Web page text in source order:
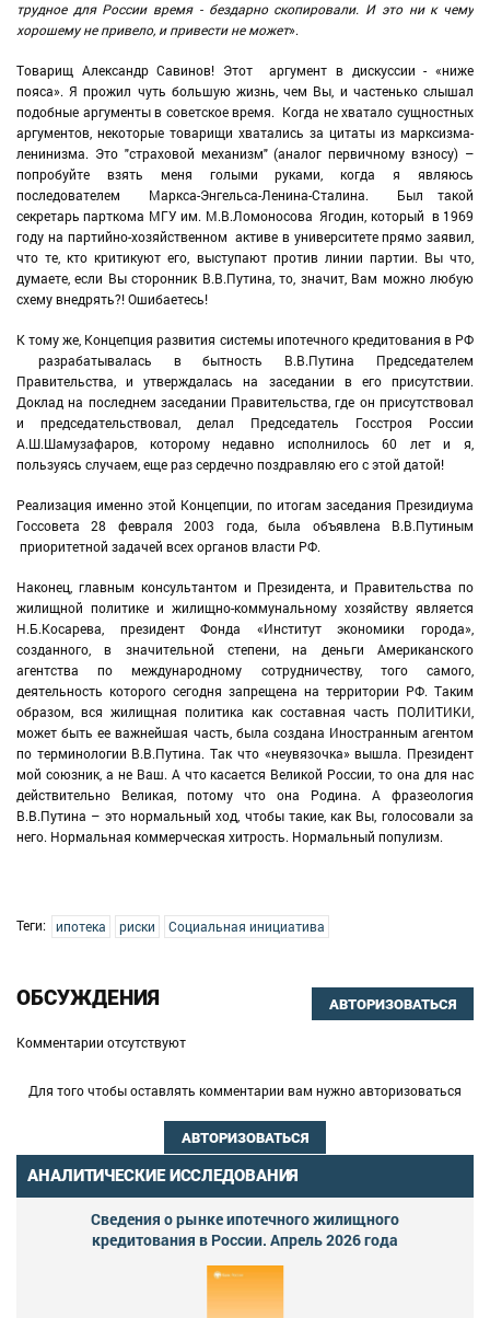
трудное для России время - бездарно скопировали. И это ни к чему
хорошему не привело, и привести не может».
Товарищ Александр Савинов! Этот аргумент в дискуссии - «ниже
пояса». Я прожил чуть большую жизнь, чем Вы, и частенько слышал
подобные аргументы в советское время. Когда не хватало сущностных
аргументов, некоторые товарищи хватались за цитаты из марксизма-
ленинизма. Это "страховой механизм" (аналог первичному взносу) –
попробуйте взять меня голыми руками, когда я являюсь
последователем Маркса-Энгельса-Ленина-Сталина. Был такой
секретарь парткома МГУ им. М.В.Ломоносова Ягодин, который в 1969
году на партийно-хозяйственном активе в университете прямо заявил,
что те, кто критикуют его, выступают против линии партии. Вы что,
думаете, если Вы сторонник В.В.Путина, то, значит, Вам можно любую
схему внедрять?! Ошибаетесь!
К тому же, Концепция развития системы ипотечного кредитования в РФ
разрабатывалась в бытность В.В.Путина Председателем
Правительства, и утверждалась на заседании в его присутствии.
Доклад на последнем заседании Правительства, где он присутствовал
и председательствовал, делал Председатель Госстроя России
А.Ш.Шамузафаров, которому недавно исполнилось 60 лет и я,
пользуясь случаем, еще раз сердечно поздравляю его с этой датой!
Реализация именно этой Концепции, по итогам заседания Президиума
Госсовета 28 февраля 2003 года, была объявлена В.В.Путиным
приоритетной задачей всех органов власти РФ.
Наконец, главным консультантом и Президента, и Правительства по
жилищной политике и жилищно-коммунальному хозяйству является
Н.Б.Косарева, президент Фонда «Институт экономики города»,
созданного, в значительной степени, на деньги Американского
агентства по международному сотрудничеству, того самого,
деятельность которого сегодня запрещена на территории РФ. Таким
образом, вся жилищная политика как составная часть ПОЛИТИКИ,
может быть ее важнейшая часть, была создана Иностранным агентом
по терминологии В.В.Путина. Так что «неувязочка» вышла. Президент
мой союзник, а не Ваш. А что касается Великой России, то она для нас
действительно Великая, потому что она Родина. А фразеология
В.В.Путина – это нормальный ход, чтобы такие, как Вы, голосовали за
него. Нормальная коммерческая хитрость. Нормальный популизм.
Теги: ипотека риски Социальная инициатива
ОБСУЖДЕНИЯ АВТОРИЗОВАТЬСЯ
Комментарии отсутствуют
Для того чтобы оставлять комментарии вам нужно авторизоваться
АВТОРИЗОВАТЬСЯ
АНАЛИТИЧЕСКИЕ ИССЛЕДОВАНИЯ
Сведения о рынке ипотечного жилищного
кредитования в России. Апрель 2026 года